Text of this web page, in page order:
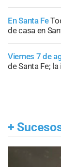
En Santa Fe
de casa en
Viernes 7 de
de Santa Fe;
+